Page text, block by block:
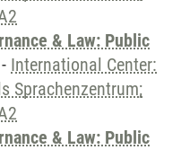
& Law: Public
- International Center:
Sprachenzentrum;
& Law: Public